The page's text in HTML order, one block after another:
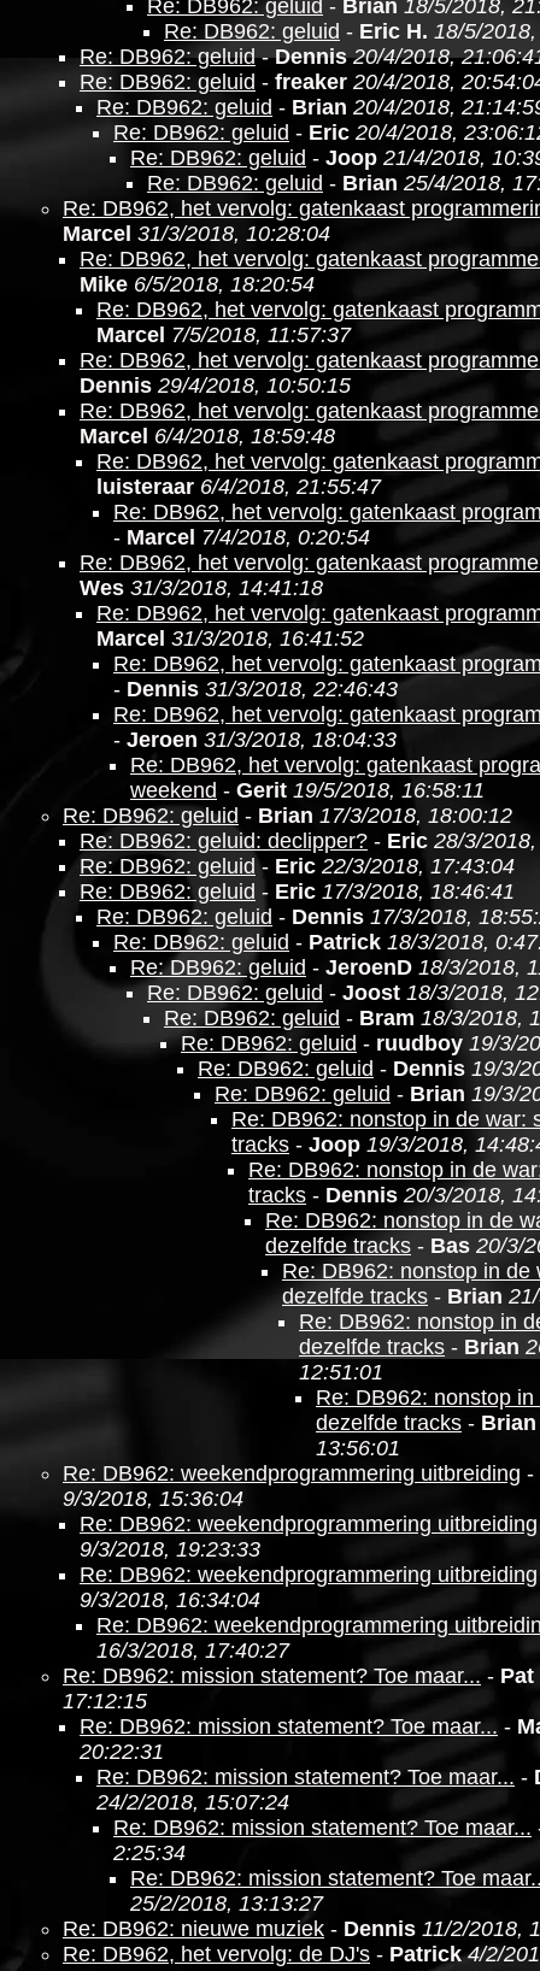
Re: DB962: geluid - Brian 18/5/2018,
Re: DB962: geluid - Eric H. 18/5/
Re: DB962: geluid-Dennis 20/4/2018,
Re: DB962: geluid - freaker 20/4/2018,
Re: DB962: geluid - Brian 20/4/2018,
Re: DB962: geluid - Eric 20/4/2018,
Re: DB962: geluid - Joop 21/4/2018,
Re: DB962: geluid - Brian 25/4/2018,
Re: DB962, het vervolg: gatenkaast
Marcel 31/3/2018, 10:28:04
Re: DB962, het vervolg: gatenkaast
Mike 6/5/2018, 18:20:54
Re: DB962, het vervolg: gatenkaast
Marcel 7/5/2018, 11:57:37
Re: DB962, het vervolg: gatenkaast
Dennis 29/4/2018, 10:50:15
Re: DB962, het vervolg: gatenkaast
Marcel 6/4/2018, 18:59:48
Re: DB962, het vervolg: gatenkaast
luisteraar 6/4/2018, 21:55:47
Re: DB962, het vervolg: gatenkaast
- Marcel 7/4/2018, 0:20:54
Re: DB962, het vervolg: gatenkaast
Wes 31/3/2018, 14:41:18
Re: DB962, het vervolg: gatenkaast
Marcel 31/3/2018, 16:41:52
Re: DB962, het vervolg: gatenkaast
- Dennis 31/3/2018, 22:46:43
Re: DB962, het vervolg: gatenkaast
- Jeroen 31/3/2018, 18:04:33
Re: DB962, het vervolg: gatenkaast
weekend - Gerit 19/5/2018, 16:58:11
Re: DB962: geluid - Brian 17/3/2018, 18:00:12
Re: DB962: geluid: declipper? - Eric 28/3/
Re: DB962: geluid - Eric 22/3/2018, 17:43:04
Re: DB962: geluid - Eric 17/3/2018, 18:46:41
Re: DB962: geluid - Dennis 17/3/2018,
Re: DB962: geluid - Patrick 18/3/2018,
Re: DB962: geluid - JeroenD 18/3/2018,
Re: DB962: geluid - Joost 18/3/2018,
Re: DB962: geluid - Bram 18/3/2018,
Re: DB962: geluid - ruudboy 19/3/
Re: DB962: geluid - Dennis 19/3/
Re: DB962: geluid - Brian 19/3/
Re: DB962: nonstop in de war:
tracks - Joop 19/3/2018,
Re: DB962: nonstop in de
tracks - Dennis 20/3/2018,
Re: DB962: nonstop in de
dezelfde tracks - Bas 20/3/
Re: DB962: nonstop in de
dezelfde tracks - Brian
Re: DB962: nonstop in
dezelfde tracks - Brian
12:51:01
Re: DB962: nonstop
dezelfde tracks - Brian
13:56:01
Re: DB962: weekendprogrammering uitbreiding -
9/3/2018, 15:36:04
Re: DB962: weekendprogrammering uitbreiding
9/3/2018, 19:23:33
Re: DB962: weekendprogrammering uitbreiding
9/3/2018, 16:34:04
Re: DB962: weekendprogrammering
16/3/2018, 17:40:27
Re: DB962: mission statement? Toe maar... - Pat
17:12:15
Re: DB962: mission statement? Toe maar... -
20:22:31
Re: DB962: mission statement? Toe maar... -
24/2/2018, 15:07:24
Re: DB962: mission statement? Toe maar...
2:25:34
Re: DB962: mission statement? Toe
25/2/2018, 13:13:27
Re: DB962: nieuwe muziek - Dennis 11/2/2018,
Re: DB962, het vervolg: de DJ's - Patrick 4/2/